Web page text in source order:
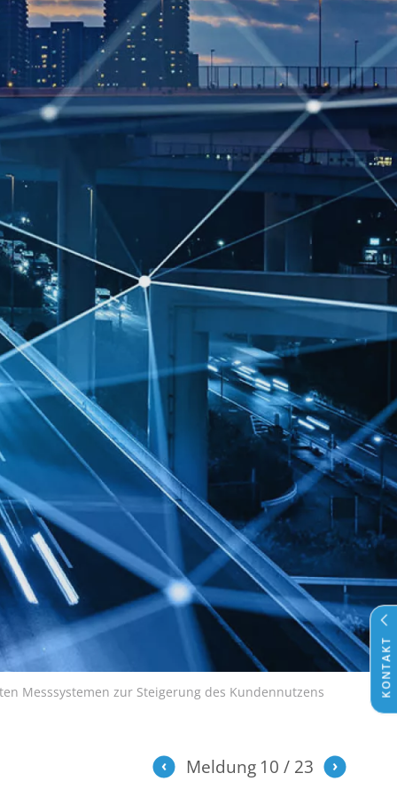
Messsystemen zur Steigerung des Kundennutzens
Meldung 10 23
KONTAKT